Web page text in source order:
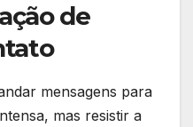
de
mensagens para
mas resistir a